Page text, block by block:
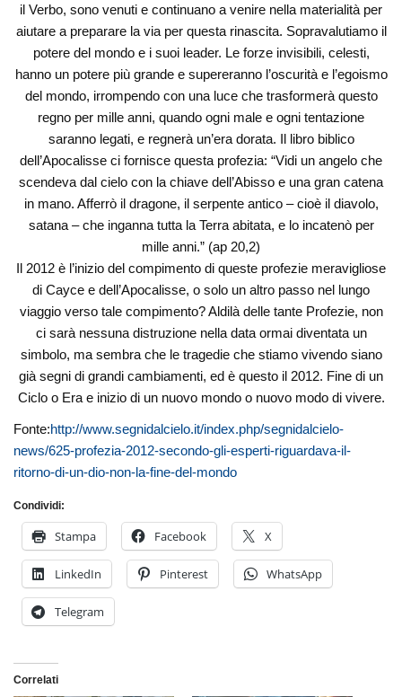
il Verbo, sono venuti e continuano a venire nella materialità per
aiutare a preparare la via per questa rinascita. Sopravalutiamo il
potere del mondo e i suoi leader. Le forze invisibili, celesti,
hanno un potere più grande e supereranno l’oscurità e l’egoismo
del mondo, irrompendo con una luce che trasformerà questo
regno per mille anni, quando ogni male e ogni tentazione
saranno legati, e regnerà un’era dorata. Il libro biblico
dell’Apocalisse ci fornisce questa profezia: “Vidi un angelo che
scendeva dal cielo con la chiave dell’Abisso e una gran catena
in mano. Afferrò il dragone, il serpente antico – cioè il diavolo,
satana – che inganna tutta la Terra abitata, e lo incatenò per
mille anni.” (ap 20,2)
Il 2012 è l’inizio del compimento di queste profezie meravigliose
di Cayce e dell’Apocalisse, o solo un altro passo nel lungo
viaggio verso tale compimento? Aldilà delle tante Profezie, non
ci sarà nessuna distruzione nella data ormai diventata un
simbolo, ma sembra che le tragedie che stiamo vivendo siano
già segni di grandi cambiamenti, ed è questo il 2012. Fine di un
Ciclo o Era e inizio di un nuovo mondo o nuovo modo di vivere.
Fonte:http://www.segnidalcielo.it/index.php/segnidalcielo-
news/625-profezia-2012-secondo-gli-esperti-riguardava-il-
ritorno-di-un-dio-non-la-fine-del-mondo
Condividi:
Stampa Facebook X
LinkedIn Pinterest WhatsApp
Telegram
Correlati